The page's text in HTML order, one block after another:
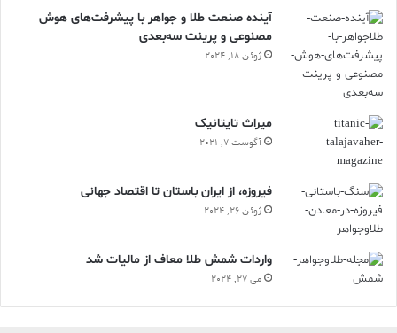
آینده صنعت طلا و جواهر با پیشرفت‌های هوش
مصنوعی و پرینت سه‌بعدی
ژوئن 18, 2024
ميراث تايتانيک
آگوست 7, 2021
فیروزه، از ایران باستان تا اقتصاد جهانی
ژوئن 26, 2024
واردات شمش طلا معاف از مالیات شد
می 27, 2024